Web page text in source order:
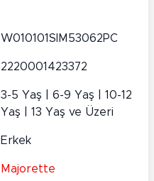
W010101SIM53062PC
2220001423372
3-5 Yaş | 6-9 Yaş | 10-12
Yaş | 13 Yaş ve Üzeri
Erkek
Majorette